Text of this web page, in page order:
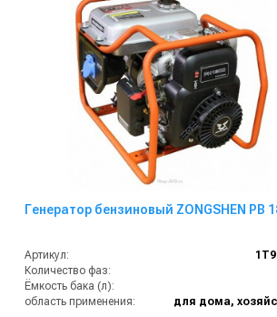
Генератор бензиновый ZONGSHEN PB
Артикул:
Количество фаз:
Ёмкость бака (л):
область применения: